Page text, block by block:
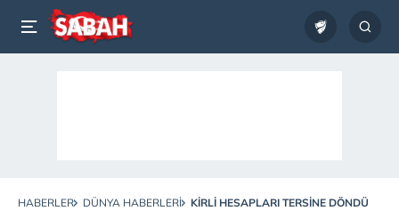
HABERLER DÜNYA HABERLERI KIRLI HESAPLARI TERSINE DÖNDÜ